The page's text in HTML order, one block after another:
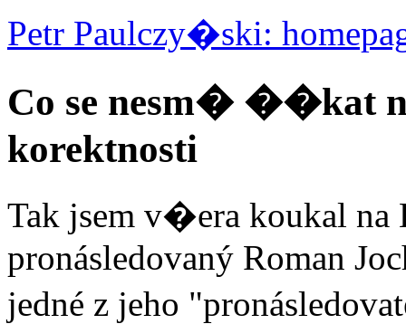
Petr Paulczy�ski:
Co se nesm� ��kat
korektnosti
Tak jsem v�era koukal na
pronásledovaný Roman
jedné z jeho